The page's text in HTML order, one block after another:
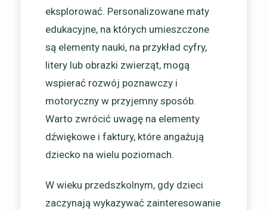
eksplorować. Personalizowane maty
edukacyjne, na których umieszczone
są elementy nauki, na przykład cyfry,
litery lub obrazki zwierząt, mogą
wspierać rozwój poznawczy i
motoryczny w przyjemny sposób.
Warto zwrócić uwagę na elementy
dźwiękowe i faktury, które angażują
dziecko na wielu poziomach.
W wieku przedszkolnym, gdy dzieci
zaczynają wykazywać zainteresowanie